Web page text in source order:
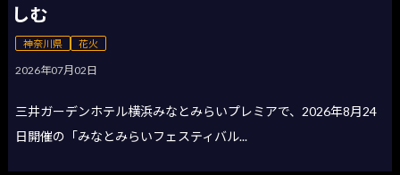
しむ
神奈川県 花火
2026年07月02日
三井ガーデンホテル横浜みなとみらいプレミアで、2026年8月24
日開催の「みなとみらいフェスティバル...